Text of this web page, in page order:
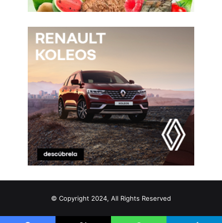
© Copyright 2024, All Rights Reserved